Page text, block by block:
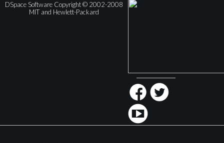
DSpace Software Copyright © 2002-2008
MIT and Hewlett-Packard